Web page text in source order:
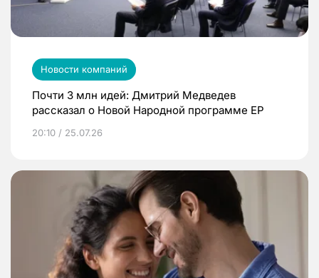
Новости компаний
Почти 3 млн идей: Дмитрий Медведев
рассказал о Новой Народной программе ЕР
20:10 / 25.07.26